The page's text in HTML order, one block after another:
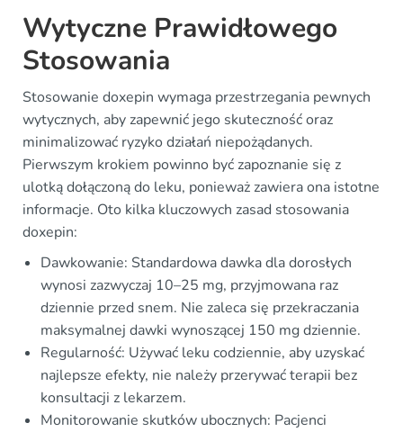
Wytyczne Prawidłowego
Stosowania
Stosowanie doxepin wymaga przestrzegania pewnych
wytycznych, aby zapewnić jego skuteczność oraz
minimalizować ryzyko działań niepożądanych.
Pierwszym krokiem powinno być zapoznanie się z
ulotką dołączoną do leku, ponieważ zawiera ona istotne
informacje. Oto kilka kluczowych zasad stosowania
doxepin:
Dawkowanie: Standardowa dawka dla dorosłych
wynosi zazwyczaj 10–25 mg, przyjmowana raz
dziennie przed snem. Nie zaleca się przekraczania
maksymalnej dawki wynoszącej 150 mg dziennie.
Regularność: Używać leku codziennie, aby uzyskać
najlepsze efekty, nie należy przerywać terapii bez
konsultacji z lekarzem.
Monitorowanie skutków ubocznych: Pacjenci